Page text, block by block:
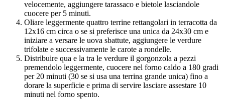
velocemente, aggiungere tarassaco e bietole lasciandole
cuocere per 5 minuti.
Oliare leggermente quattro terrine rettangolari in terracotta da
12x16 cm circa o se si preferisce una unica da 24x30 cm e
iniziare a versare le uova sbattute, aggiungere le verdure
trifolate e successivamente le carote a rondelle.
Distribuire qua e la tra le verdure il gorgonzola a pezzi
premendolo leggermente, cuocere nel forno caldo a 180 gradi
per 20 minuti (30 se si usa una terrina grande unica) fino a
dorare la superficie e prima di servire lasciare assestare 10
minuti nel forno spento.